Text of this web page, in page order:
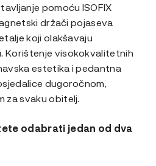
pomoću ISOFIX
držači pojaseva
koji olakšavaju
Korištenje visokokvalitetnih
estetika i pedantna
dugoročnom,
za svaku obitelj.
odabrati jedan od dva